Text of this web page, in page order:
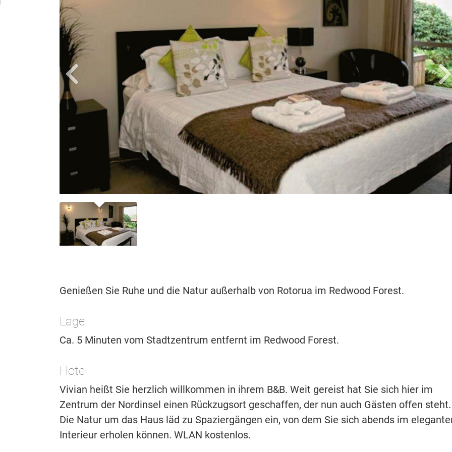
Genießen Sie Ruhe und die Natur außerhalb von Rotorua im Redwood Forest.
Lage
Ca. 5 Minuten vom Stadtzentrum entfernt im Redwood Forest.
Hotel
Vivian heißt Sie herzlich willkommen in ihrem B&B. Weit gereist hat Sie sich hier im
Zentrum der Nordinsel einen Rückzugsort geschaffen, der nun auch Gästen offen steht.
Die Natur um das Haus läd zu Spaziergängen ein, von dem Sie sich abends im
Interieur erholen können. WLAN kostenlos.